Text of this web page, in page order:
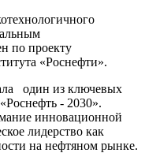
по проекту
«Роснефти».
один из ключевых
‑ 2030».
инновационной
лидерство как
на нефтяном рынке.